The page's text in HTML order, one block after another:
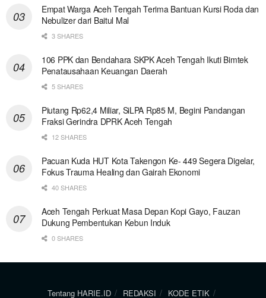
Empat Warga Aceh Tengah Terima Bantuan Kursi Roda dan
Nebulizer dari Baitul Mal
3 SHARES
106 PPK dan Bendahara SKPK Aceh Tengah Ikuti Bimtek
Penatausahaan Keuangan Daerah
5 SHARES
Piutang Rp62,4 Miliar, SiLPA Rp85 M, Begini Pandangan
Fraksi Gerindra DPRK Aceh Tengah
12 SHARES
Pacuan Kuda HUT Kota Takengon Ke- 449 Segera Digelar,
Fokus Trauma Healing dan Gairah Ekonomi
40 SHARES
Aceh Tengah Perkuat Masa Depan Kopi Gayo, Fauzan
Dukung Pembentukan Kebun Induk
0 SHARES
Tentang HARIE.ID REDAKSI KODE ETIK